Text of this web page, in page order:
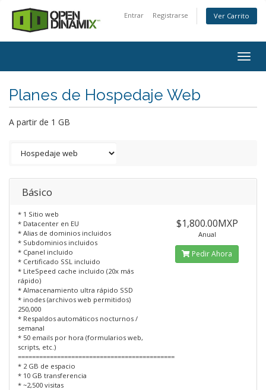
Entrar Registrarse Ver Carrito
Planes de Hospedaje Web
A partir de 1 GB
Básico
* 1 Sitio web
* Datacenter en EU
* Alias de dominios incluidos
* Subdominios incluidos
* Cpanel incluido
* Certificado SSL incluido
* LiteSpeed cache incluido (20x más
rápido)
* Almacenamiento ultra rápido SSD
* inodes (archivos web permitidos)
250,000
* Respaldos automáticos nocturnos /
semanal
* 50 emails por hora (formularios web,
scripts, etc.)
============================================
* 2 GB de espacio
* 10 GB transferencia
* ~2,500 visitas
$1,800.00MXP
Anual
Pedir Ahora